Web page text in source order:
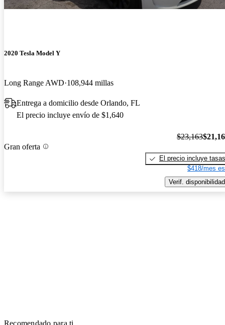
2020 Tesla Model Y
Long Range AWD 108,944 millas
Entrega a domicilio desde Orlando, FL
El precio incluye envío de $1,640
Gran oferta
$23,163
El precio incluye tasas
$418/mes
Verif. disponibilidad
Recomendado para ti